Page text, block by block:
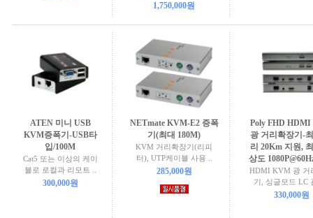
1,750,000원
ATEN 미니 USB
KVM증폭기-USB타
입/100M
Cat5 또는 이상의 케이
블로 로컬과 리모트 ..
300,000원
NETmate KVM-E2 증폭
기(최대 180M)
KVM 거리확장기(리피
터), UTP케이블 사용 ..
285,000원
Poly FHD
광 거리확장기-
리 20Km 지원,
상도
HDMI KVM 광 거
기, 싱글모드 LC
330,000원